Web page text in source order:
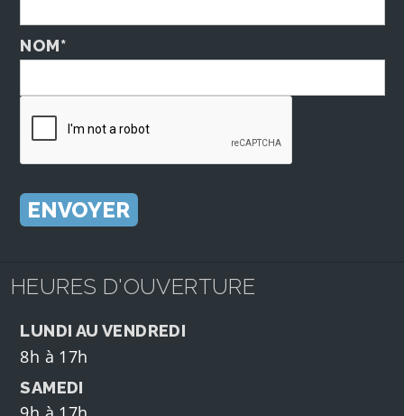
NOM*
HEURES D'OUVERTURE
LUNDI AU VENDREDI
8h à 17h
SAMEDI